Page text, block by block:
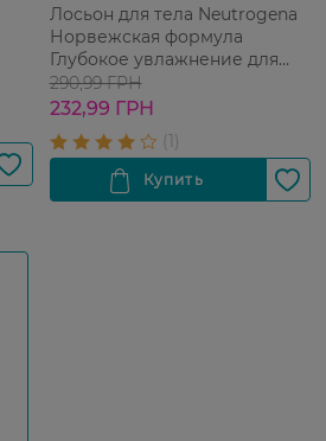
Лосьон для тела Neutrogena
Норвежская формула
Глубокое увлажнение для
сухой кожи 250 мл
290,99 ГРН
232,99 ГРН